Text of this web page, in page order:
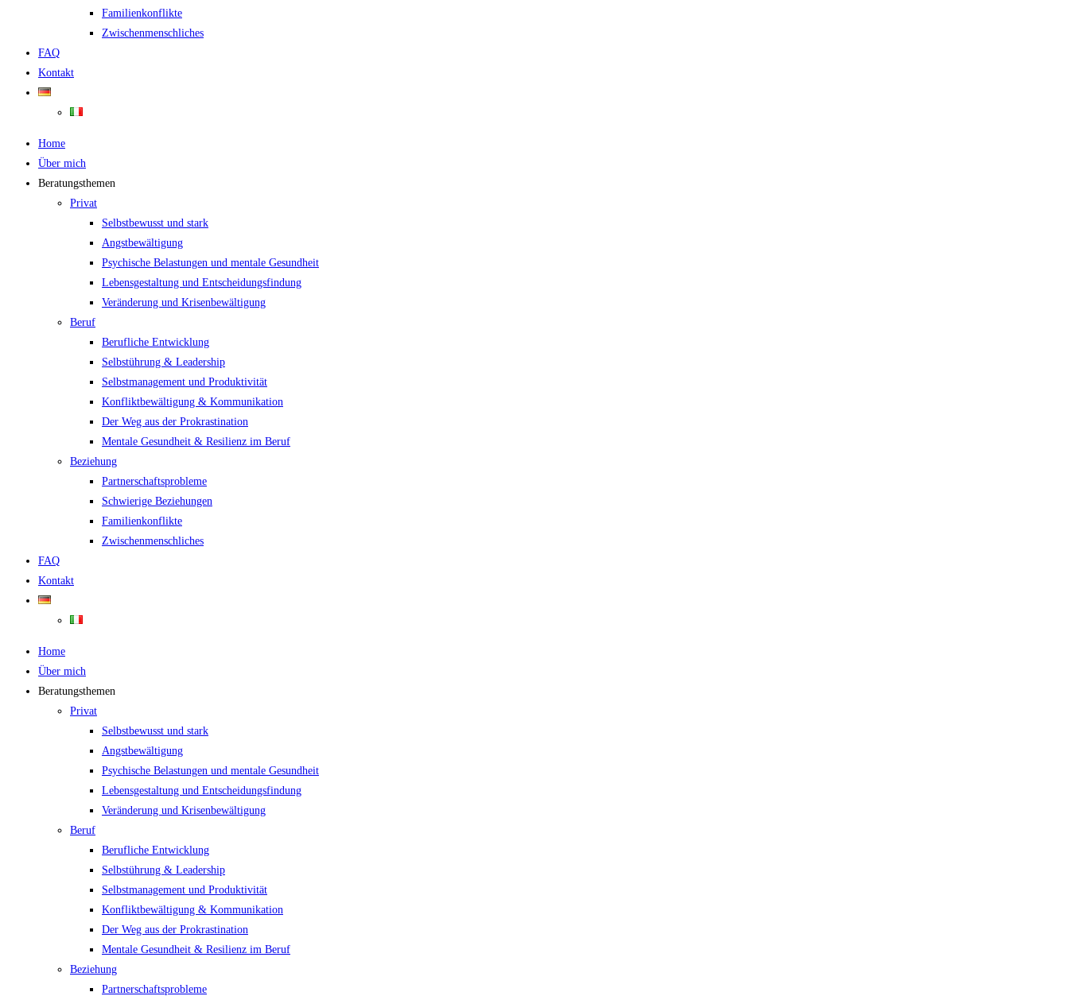
Familienkonflikte
Zwischenmenschliches
FAQ
Kontakt
Home
Über mich
Beratungsthemen
Privat
Selbstbewusst und stark
Angstbewältigung
Psychische Belastungen und mentale Gesundheit
Lebensgestaltung und Entscheidungsfindung
Veränderung und Krisenbewältigung
Beruf
Berufliche Entwicklung
Selbstührung & Leadership
Selbstmanagement und Produktivität
Konfliktbewältigung & Kommunikation
Der Weg aus der Prokrastination
Mentale Gesundheit & Resilienz im Beruf
Beziehung
Partnerschaftsprobleme
Schwierige Beziehungen
Familienkonflikte
Zwischenmenschliches
FAQ
Kontakt
Home
Über mich
Beratungsthemen
Privat
Selbstbewusst und stark
Angstbewältigung
Psychische Belastungen und mentale Gesundheit
Lebensgestaltung und Entscheidungsfindung
Veränderung und Krisenbewältigung
Beruf
Berufliche Entwicklung
Selbstührung & Leadership
Selbstmanagement und Produktivität
Konfliktbewältigung & Kommunikation
Der Weg aus der Prokrastination
Mentale Gesundheit & Resilienz im Beruf
Beziehung
Partnerschaftsprobleme